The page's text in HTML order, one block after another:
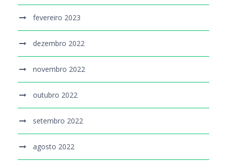
fevereiro 2023
dezembro 2022
novembro 2022
outubro 2022
setembro 2022
agosto 2022